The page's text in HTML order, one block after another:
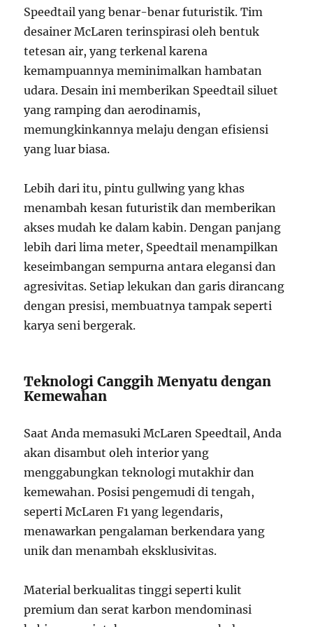
Speedtail yang benar-benar futuristik. Tim
desainer McLaren terinspirasi oleh bentuk
tetesan air, yang terkenal karena
kemampuannya meminimalkan hambatan
udara. Desain ini memberikan Speedtail siluet
yang ramping dan aerodinamis,
memungkinkannya melaju dengan efisiensi
yang luar biasa.
Lebih dari itu, pintu gullwing yang khas
menambah kesan futuristik dan memberikan
akses mudah ke dalam kabin. Dengan panjang
lebih dari lima meter, Speedtail menampilkan
keseimbangan sempurna antara elegansi dan
agresivitas. Setiap lekukan dan garis dirancang
dengan presisi, membuatnya tampak seperti
karya seni bergerak.
Teknologi Canggih Menyatu dengan
Kemewahan
Saat Anda memasuki McLaren Speedtail, Anda
akan disambut oleh interior yang
menggabungkan teknologi mutakhir dan
kemewahan. Posisi pengemudi di tengah,
seperti McLaren F1 yang legendaris,
menawarkan pengalaman berkendara yang
unik dan menambah eksklusivitas.
Material berkualitas tinggi seperti kulit
premium dan serat karbon mendominasi